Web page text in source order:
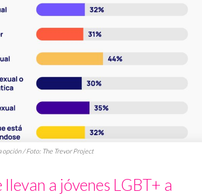
opción / Foto: The Trevor Project
a jóvenes LGBT+ a